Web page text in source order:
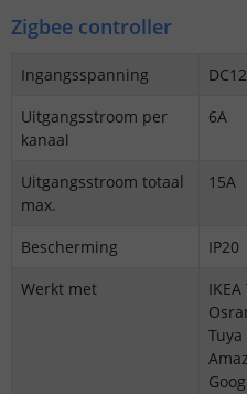
Zigbee controller
Ingangsspanning
Uitgangsstroom per
kanaal
6A
Uitgangsstroom totaal
max.
15A
Bescherming
IP20
Werkt met